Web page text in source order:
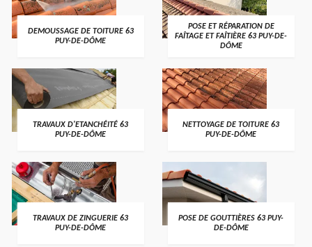
DEMOUSSAGE DE TOITURE 63
PUY-DE-DÔME
POSE ET RÉPARATION DE
FAÎTAGE ET FAÎTIÈRE 63 PUY-DE-
DÔME
TRAVAUX D'ETANCHÉITÉ 63
PUY-DE-DÔME
NETTOYAGE DE TOITURE 63
PUY-DE-DÔME
TRAVAUX DE ZINGUERIE 63
PUY-DE-DÔME
POSE DE GOUTTIÈRES 63 PUY-
DE-DÔME